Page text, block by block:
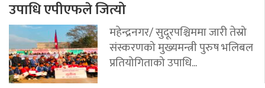
उपाधि एपीएफले जित्यो
महेन्द्रनगर/ सुदूरपश्चिममा जारी तेस्रो
संस्करणको मुख्यमन्त्री पुरुष भलिबल
प्रतियोगिताको उपाधि...